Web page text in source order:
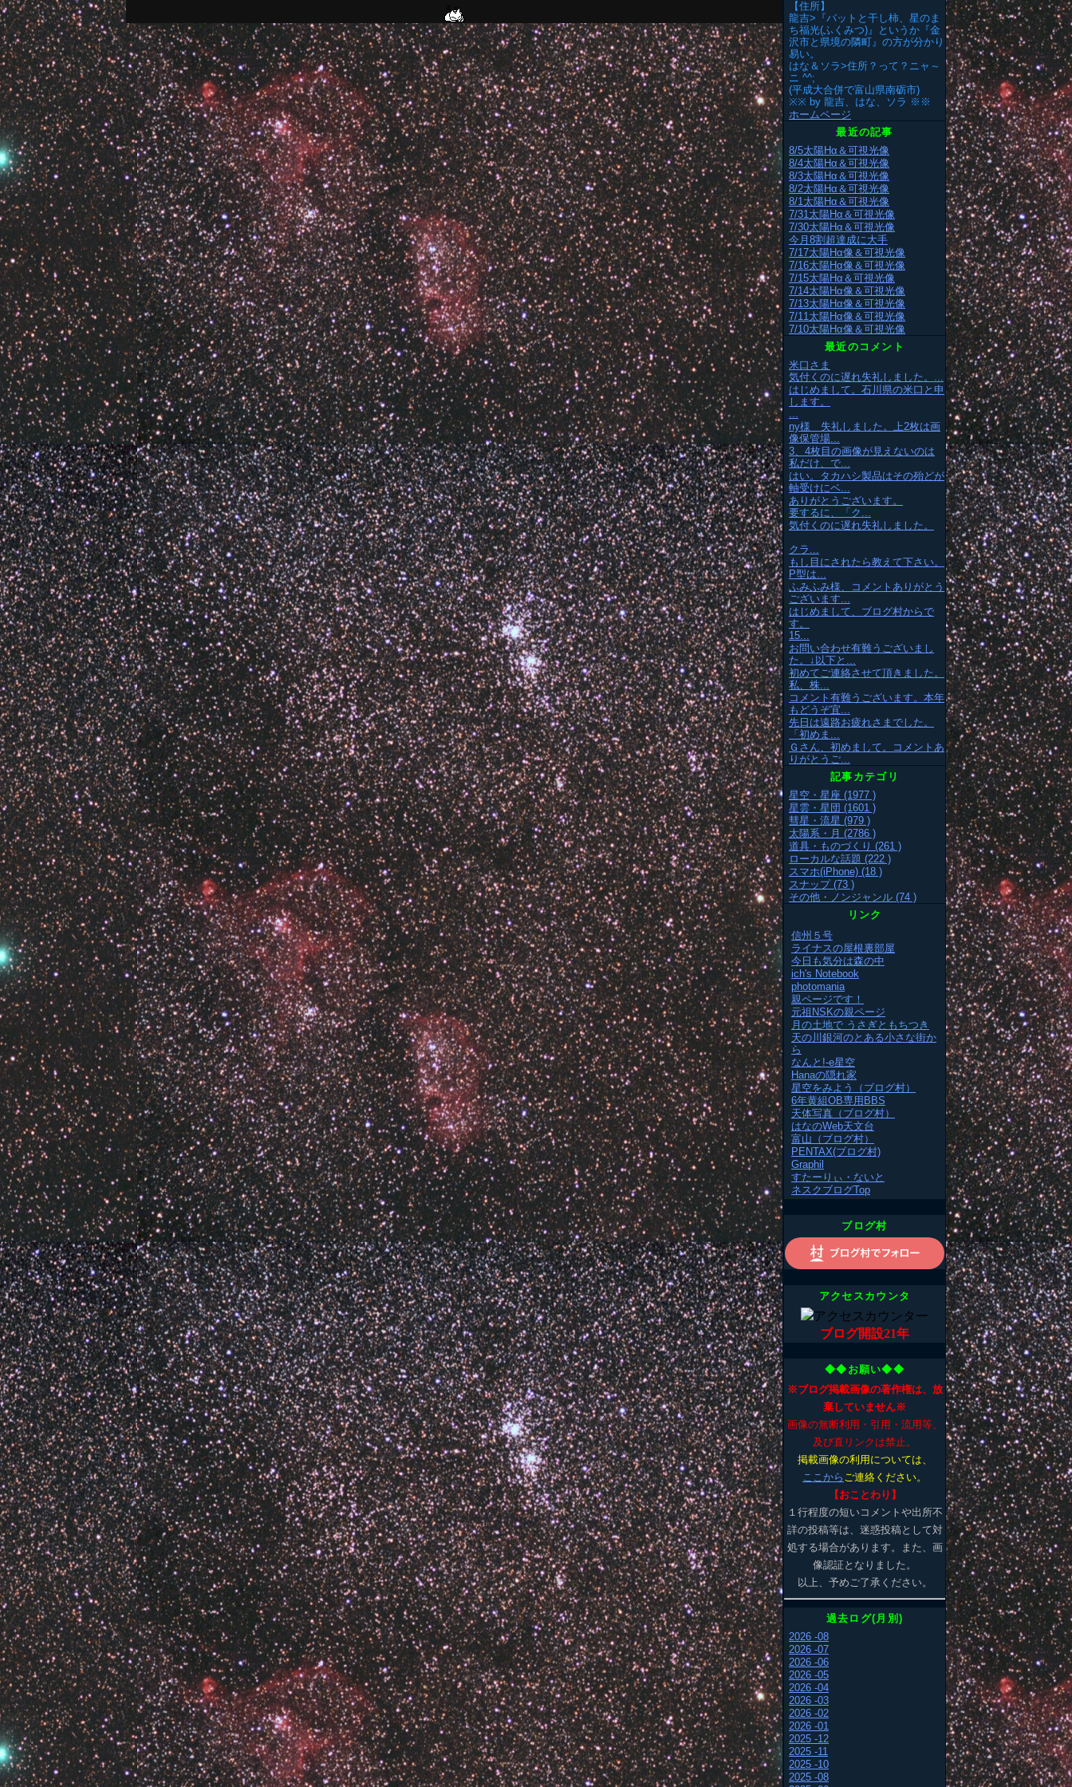
【住所】
龍吉>『バットと干し柿、星のま
ち福光(ふくみつ)』というか『金
沢市と県境の隣町』の方が分かり
易い。
はな＆ソラ>住所？って？ニャ～
ニ ^^;
(平成大合併で富山県南砺市)
※※ by 龍吉、はな、ソラ ※※
ホームページ
最近の記事
8/5太陽Hα＆可視光像
8/4太陽Hα＆可視光像
8/3太陽Hα＆可視光像
8/2太陽Hα＆可視光像
8/1太陽Hα＆可視光像
7/31太陽Hα＆可視光像
7/30太陽Hα＆可視光像
今月8割超達成に大手
7/17太陽Hα像＆可視光像
7/16太陽Hα像＆可視光像
7/15太陽Hα＆可視光像
7/14太陽Hα像＆可視光像
7/13太陽Hα像＆可視光像
7/11太陽Hα像＆可視光像
7/10太陽Hα像＆可視光像
最近のコメント
米口さま
気付くのに遅れ失礼しました。...
はじめまして。石川県の米口と申
します。
...
ny様 失礼しました。上2枚は画
像保管場...
3、4枚目の画像が見えないのは
私だけ、で...
はい。タカハシ製品はその殆どが
軸受けにベ...
ありがとうございます。
要するに、「ク...
気付くのに遅れ失礼しました。
クラ...
もし目にされたら教えて下さい。
P型は...
ふみふみ様、コメントありがとう
ございます...
はじめまして、ブログ村からで
す。
15...
お問い合わせ有難うございまし
た。↓以下と...
初めてご連絡させて頂きました。
私、株...
コメント有難うございます。本年
もどうぞ宜...
先日は遠路お疲れさまでした。
「初めま...
Ｇさん、初めまして。コメントあ
りがとうご...
記事カテゴリ
星空・星座 (1977 )
星雲・星団 (1601 )
彗星・流星 (979 )
太陽系・月 (2786 )
道具・ものづくり (261 )
ローカルな話題 (222 )
スマホ(iPhone) (18 )
スナップ (73 )
その他・ノンジャンル (74 )
リンク
信州５号
ライナスの屋根裏部屋
今日も気分は森の中
ich's Notebook
photomania
親ページです！
元祖NSKの親ページ
月の土地で うさぎともちつき
天の川銀河のとある小さな街か
ら
なんと!-e星空
Hanaの隠れ家
星空をみよう（ブログ村）
6年黄組OB専用BBS
天体写真（ブログ村）
はなのWeb天文台
富山（ブログ村）
PENTAX(ブログ村)
Graphil
すたーりぃ・ないと
ネスクブログTop
ブログ村
アクセスカウンタ
ブログ開設21年
◆◆お願い◆◆
※ブログ掲載画像の著作権は、放
棄していません※
画像の無断利用・引用・流用等、
及び直リンクは禁止。
掲載画像の利用については、
ここから ご連絡ください。
【おことわり】
１行程度の短いコメントや出所不
詳の投稿等は、迷惑投稿として対
処する場合があります。また、画
像認証となりました。
以上、予めご了承ください。
過去ログ(月別)
2026 -08
2026 -07
2026 -06
2026 -05
2026 -04
2026 -03
2026 -02
2026 -01
2025 -12
2025 -11
2025 -10
2025 -08